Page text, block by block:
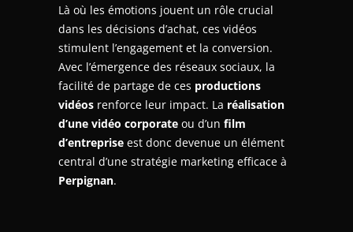
Là où les émotions jouent un rôle crucial
dans les décisions d’achat, ces vidéos
stimulent l’engagement et la conversion.
Avec l’émergence des réseaux sociaux, la
facilité de partage de ces productions
vidéos renforce leur impact. La réalisation
d’une vidéo corporate ou d’un film
d’entreprise est donc devenue un élément
central d’une stratégie marketing efficace à
Perpignan.